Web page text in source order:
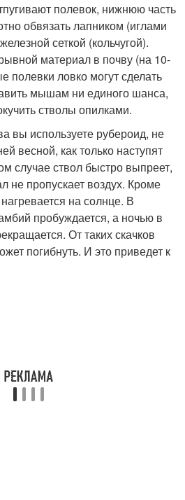
полевок, нижнюю часть
обвязать лапником (иглами
сеткой (кольчугой).
материал в почву (на 10-
полевки ловко могут сделать
мышам ни единого шанса,
стволы опилками.
вы используете рубероид, не
весной, как только наступят
случае ствол быстро выпреет,
не пропускает воздух. Кроме
на солнце. В
пробуждается, а ночью в
От таких скачков
погибнуть. И это приведет к